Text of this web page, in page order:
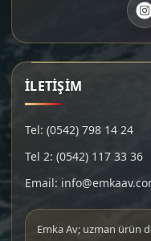
İLETİŞİM
Tel: (0542) 798 14 24
Tel 2: (0542) 117 33 36
Email:
Emka Av; uzman ürün